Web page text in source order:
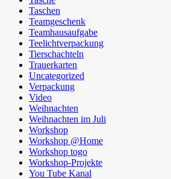
Taschen
Teamgeschenk
Teamhausaufgabe
Teelichtverpackung
Tierschachteln
Trauerkarten
Uncategorized
Verpackung
Video
Weihnachten
Weihnachten im Juli
Workshop
Workshop @Home
Workshop togo
Workshop-Projekte
You Tube Kanal